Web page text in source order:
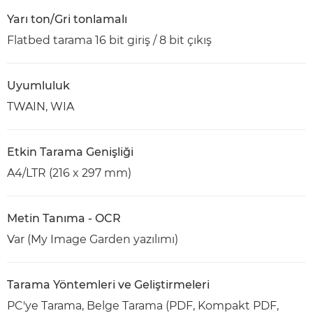
Yarı ton/Gri tonlamalı
Flatbed tarama 16 bit giriş / 8 bit çıkış
Uyumluluk
TWAIN, WIA
Etkin Tarama Genişliği
A4/LTR (216 x 297 mm)
Metin Tanıma - OCR
Var (My Image Garden yazılımı)
Tarama Yöntemleri ve Geliştirmeleri
PC'ye Tarama, Belge Tarama (PDF, Kompakt PDF,